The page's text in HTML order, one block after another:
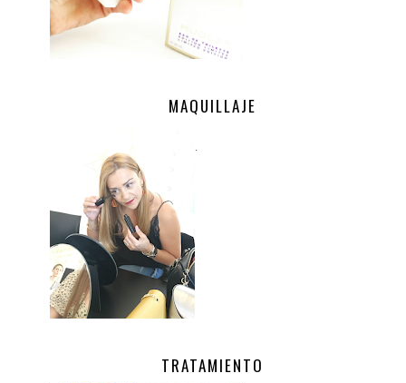
MAQUILLAJE
.
TRATAMIENTO